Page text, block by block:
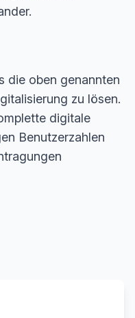
die oben genannten
zu lösen.
digitale
Benutzerzahlen